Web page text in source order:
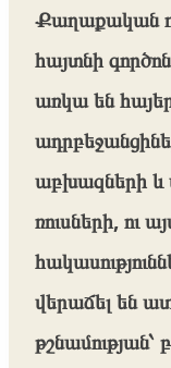
Քաղաքական
հայտնի
առկա են
աբխազների և
ռուսների, ու
վերաճել են
թշնամության՝